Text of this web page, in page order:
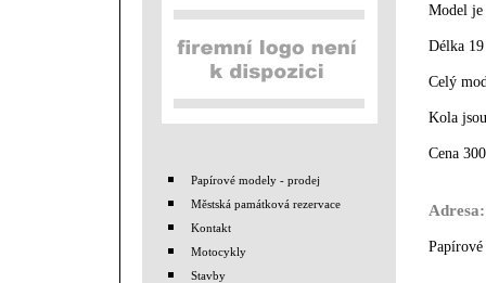
Papírové modely - prodej
Městská památková rezervace
Kontakt
Motocykly
Stavby
Model
Délka
Celý
Kola
Cena
Adresa: